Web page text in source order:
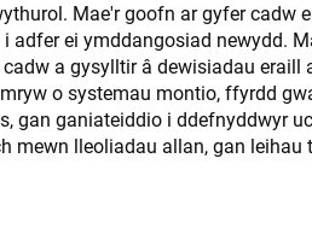
Mae'r goofn ar gyfer cadw
adfer ei ymddangosiad newydd.
a gysylltir â dewisiadau eraill
o systemau montio, ffyrdd
gan ganiateiddio i ddefnyddwyr
mewn lleoliadau allan, gan leihau